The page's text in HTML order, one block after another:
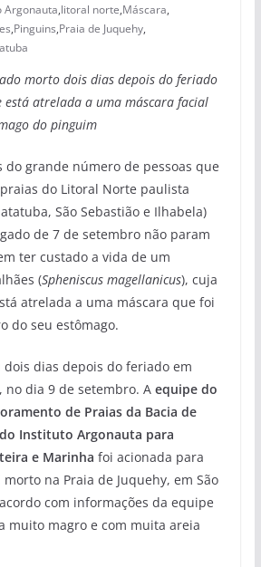
Argonauta,litoral norte,Máscara,
,Pinguins,Praia de Juquehy,
morto dois dias depois do feriado
atrelada a uma máscara facial
do pinguim
do grande número de pessoas que
do Litoral Norte paulista
São Sebastião e Ilhabela)
de 7 de setembro não param
ter custado a vida de um
(Spheniscus magellanicus), cuja
atrelada a uma máscara que foi
do seu estômago.
dois dias depois do feriado em
no dia 9 de setembro. A equipe do
de Praias da Bacia de
do Instituto Argonauta para
e Marinha foi acionada para
na Praia de Juquehy, em São
com informações da equipe
muito magro e com muita areia